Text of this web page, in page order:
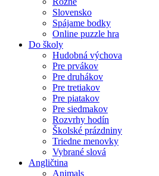
Slovensko
Spájame bodky
Online puzzle hra
Do školy
Hudobná výchova
Pre prvákov
Pre druhákov
Pre tretiakov
Pre piatakov
Pre siedmakov
Rozvrhy hodín
Školské prázdniny
Triedne menovky
Vybrané slová
Angličtina
Animals